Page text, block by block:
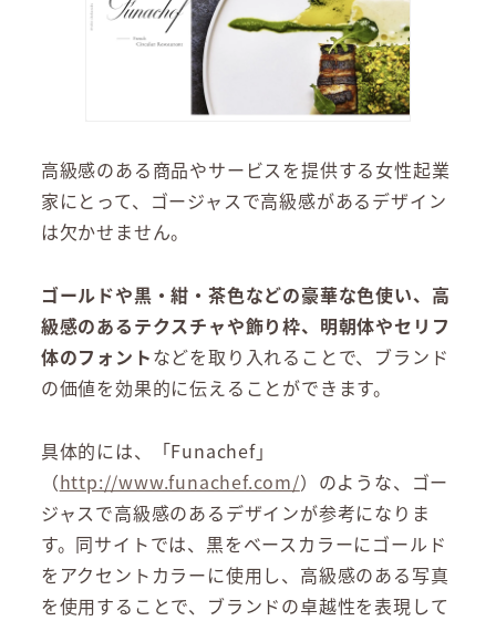
高級感のある商品やサービスを提供する女性起業
家にとって、ゴージャスで高級感があるデザイン
は欠かせません。
ゴールドや黒・紺・茶色などの豪華な色使い、高
級感のあるテクスチャや飾り枠、明朝体やセリフ
体のフォントなどを取り入れることで、ブランド
の価値を効果的に伝えることができます。
具体的には、「Funachef」
（http://www.funachef.com/）のような、ゴー
ジャスで高級感のあるデザインが参考になりま
す。同サイトでは、黒をベースカラーにゴールド
をアクセントカラーに使用し、高級感のある写真
を使用することで、ブランドの卓越性を表現して